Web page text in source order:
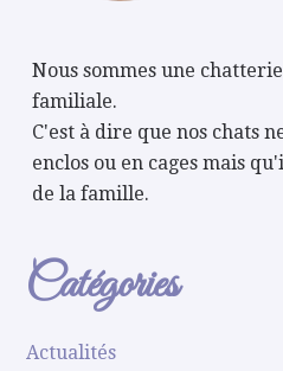
Nous sommes une
familiale.
C'est à dire que nos chats
enclos ou en cages mais
de la famille.
Catégories
Actualités